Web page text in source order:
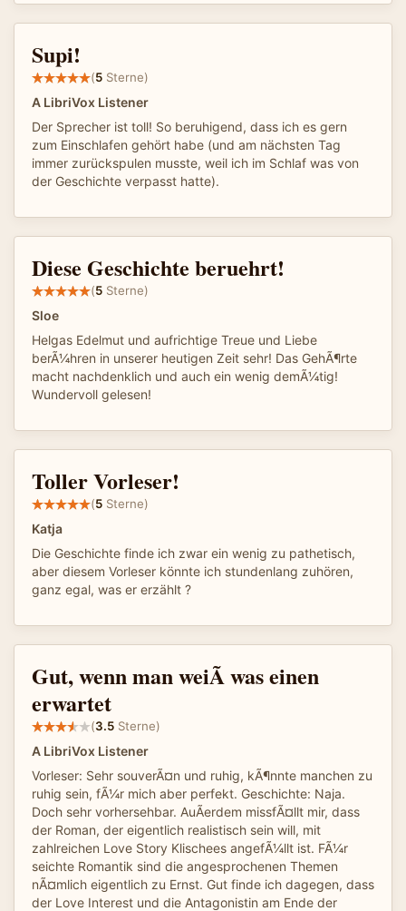
Supi!
(5 Sterne)
A LibriVox Listener
Der Sprecher ist toll! So beruhigend, dass ich es gern
zum Einschlafen gehört habe (und am nächsten Tag
immer zurückspulen musste, weil ich im Schlaf was von
der Geschichte verpasst hatte).
Diese Geschichte beruehrt!
(5 Sterne)
Sloe
Helgas Edelmut und aufrichtige Treue und Liebe
berÃ¼hren in unserer heutigen Zeit sehr! Das GehÃ¶rte
macht nachdenklich und auch ein wenig demÃ¼tig!
Wundervoll gelesen!
Toller Vorleser!
(5 Sterne)
Katja
Die Geschichte finde ich zwar ein wenig zu pathetisch,
aber diesem Vorleser könnte ich stundenlang zuhören,
ganz egal, was er erzählt ?
Gut, wenn man weiÃ was einen
erwartet
(3.5 Sterne)
A LibriVox Listener
Vorleser: Sehr souverÃ¤n und ruhig, kÃ¶nnte manchen zu
ruhig sein, fÃ¼r mich aber perfekt. Geschichte: Naja.
Doch sehr vorhersehbar. AuÃerdem missfÃ¤llt mir, dass
der Roman, der eigentlich realistisch sein will, mit
zahlreichen Love Story Klischees angefÃ¼llt ist. FÃ¼r
seichte Romantik sind die angesprochenen Themen
nÃ¤mlich eigentlich zu Ernst. Gut finde ich dagegen, dass
der Love Interest und die Antagonistin am Ende der